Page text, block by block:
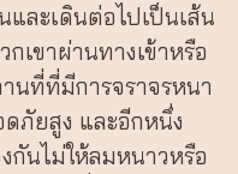
และเดินต่อไปเป็นเส้น
เขาผ่านทางเข้าหรือ
นที่ที่มีการจราจรหนา
ภัยสูง และอีกหนึ่ง
นไม่ให้ลมหนาวหรือ